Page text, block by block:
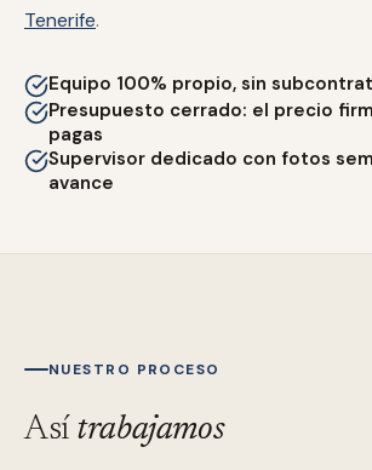
Tenerife.
Equipo 100% propio, sin
Presupuesto cerrado: el precio
pagas
Supervisor dedicado con fotos
avance
NUESTRO PROCESO
Así trabajamos